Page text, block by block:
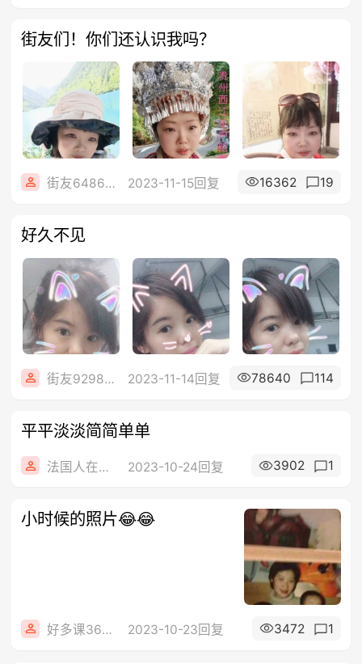
街友们！你们还认识我吗？
街友64866841 2023-11-15回复 16362 19
好久不见
街友92981284 2023-11-14回复 78640 114
平平淡淡简简单单
法国人在华人街 2023-10-24回复 3902 1
小时候的照片😂😂
好多课36479315 2023-10-23回复 3472 1